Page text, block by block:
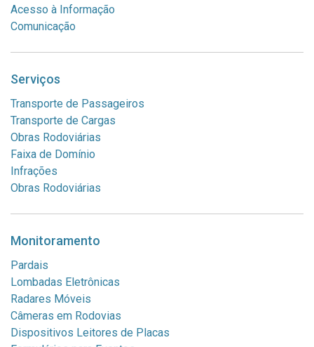
Acesso à Informação
Comunicação
Serviços
Transporte de Passageiros
Transporte de Cargas
Obras Rodoviárias
Faixa de Domínio
Infrações
Obras Rodoviárias
Monitoramento
Pardais
Lombadas Eletrônicas
Radares Móveis
Câmeras em Rodovias
Dispositivos Leitores de Placas